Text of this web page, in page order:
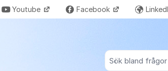
Sök bland alla
Youtube Facebook